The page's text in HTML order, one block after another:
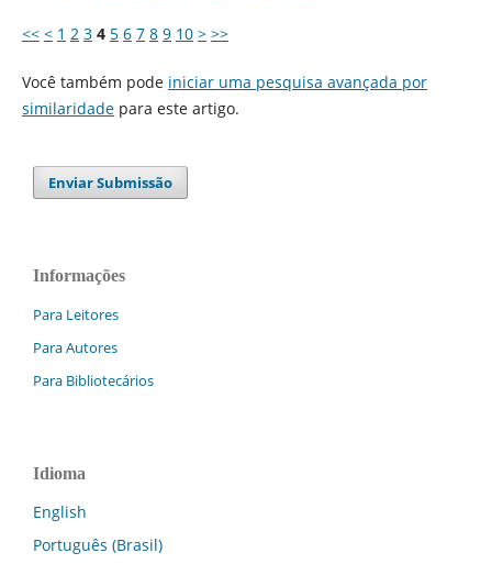
<< < 1 2 3 4 5 6 7 8 9 10 > >>
Você também pode iniciar uma pesquisa avançada por
similaridadepara este artigo.
Enviar Submissão
Informações
Para Leitores
Para Autores
Para Bibliotecários
Idioma
English
Português (Brasil)